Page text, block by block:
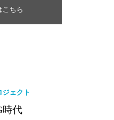
こちら
ジェクト
時代